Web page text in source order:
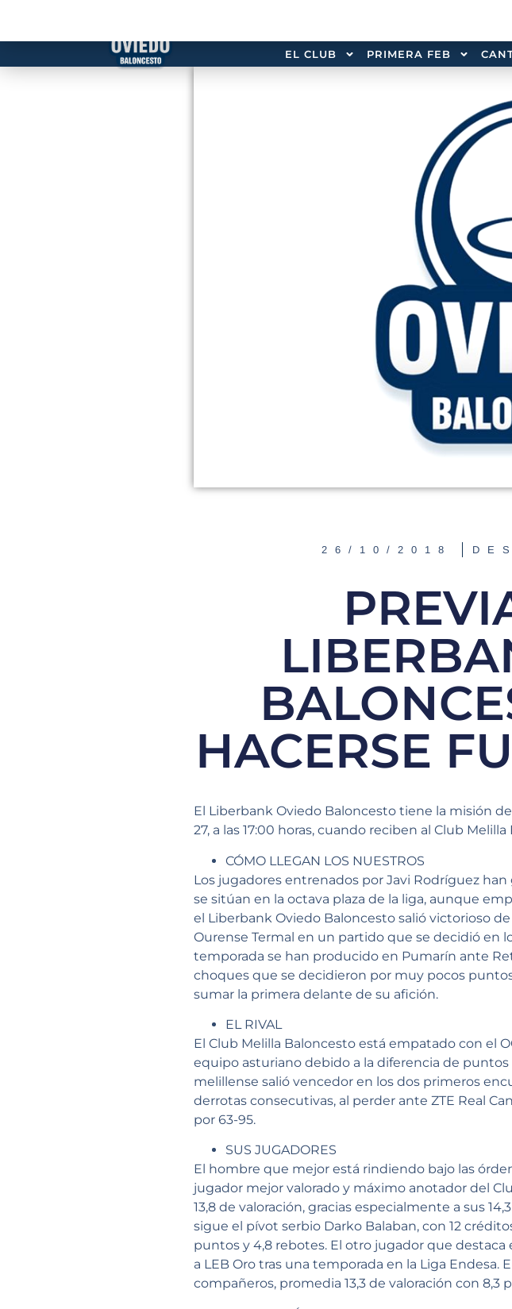
EL CLUB PRIMERA FEB
26/10/2018
HACERSE
El Liberbank Oviedo Baloncesto tiene la misión
27, a las 17:00 horas, cuando reciben al Club
CÓMO LLEGAN LOS NUESTROS
Los jugadores entrenados por Javi Rodríguez
se sitúan en la octava plaza de la liga, aunque
el Liberbank Oviedo Baloncesto salió victorioso
Ourense Termal en un partido que se decidió en
temporada se han producido en Pumarín ante
choques que se decidieron por muy pocos
sumar la primera delante de su afición.
EL RIVAL
El Club Melilla Baloncesto está empatado con el
equipo asturiano debido a la diferencia de
melillense salió vencedor en los dos primeros
derrotas consecutivas, al perder ante ZTE Real
por 63-95.
SUS JUGADORES
El hombre que mejor está rindiendo bajo las
jugador mejor valorado y máximo anotador del
13,8 de valoración, gracias especialmente a sus
sigue el pívot serbio Darko Balaban, con 12
puntos y 4,8 rebotes. El otro jugador que destaca
a LEB Oro tras una temporada en la Liga
compañeros, promedia 13,3 de valoración con 8,3